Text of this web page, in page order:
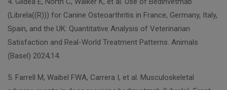
(Librela((R))) for Canine Osteoarthritis in France, Germany, Italy,
Spain, and the UK: Quantitative Analysis of Veterinarian
Satisfaction and Real-World Treatment Patterns. Animals
(Basel) 2024;14.
5. Farrell M, Waibel FWA, Carrera I, et al. Musculoskeletal